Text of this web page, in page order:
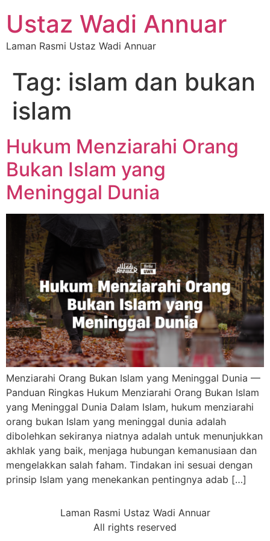
Ustaz Wadi Annuar
Laman Rasmi Ustaz Wadi Annuar
Tag: islam dan bukan
islam
Hukum Menziarahi Orang
Bukan Islam yang
Meninggal Dunia
Menziarahi Orang Bukan Islam yang Meninggal Dunia —
Panduan Ringkas Hukum Menziarahi Orang Bukan Islam
yang Meninggal Dunia Dalam Islam, hukum menziarahi
orang bukan Islam yang meninggal dunia adalah
dibolehkan sekiranya niatnya adalah untuk menunjukkan
akhlak yang baik, menjaga hubungan kemanusiaan dan
mengelakkan salah faham. Tindakan ini sesuai dengan
prinsip Islam yang menekankan pentingnya adab […]
Laman Rasmi Ustaz Wadi Annuar
All rights reserved